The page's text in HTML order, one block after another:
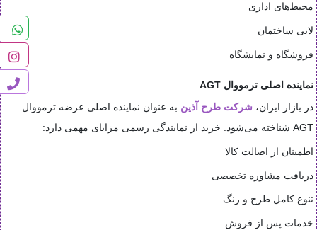
محیط‌های اداری
لابی ساختمان
فروشگاه و نمایشگاه
نماینده اصلی ترمووال AGT
در بازار ایران، شرکت طرح آذین به عنوان نماینده اصلی عرضه ترمووال
AGT شناخته می‌شود. خرید از نمایندگی رسمی مزایای مهمی دارد:
اطمینان از اصالت کالا
دریافت مشاوره تخصصی
تنوع کامل طرح و رنگ
خدمات پس از فروش